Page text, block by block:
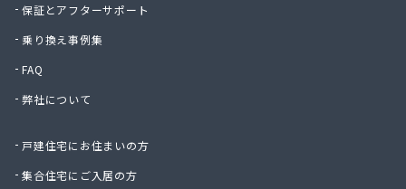
保証とアフターサポート
乗り換え事例集
FAQ
弊社について
戸建住宅にお住まいの方
集合住宅にご入居の方